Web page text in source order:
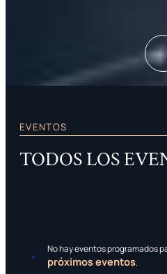
EVENTOS
TODOS LOS
Aviso
No hay eventos programados
próximos eventos.